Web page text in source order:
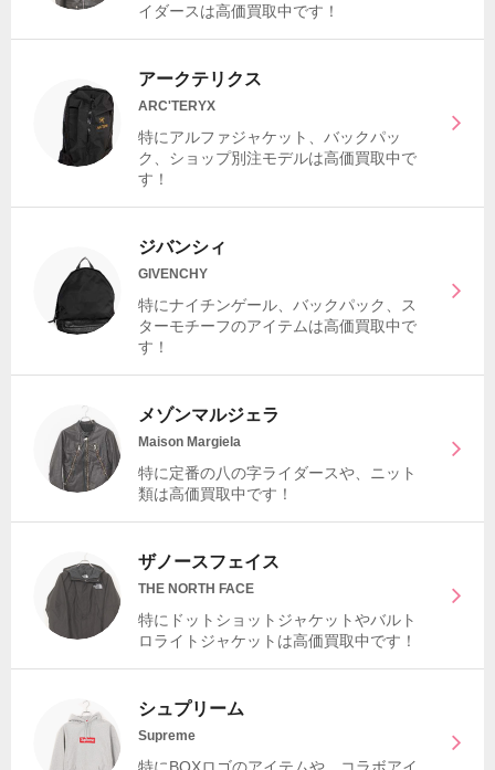
イダースは高価買取中です！
アークテリクス
ARC'TERYX
特にアルファジャケット、バックパッ
ク、ショップ別注モデルは高価買取中で
す！
ジバンシィ
GIVENCHY
特にナイチンゲール、バックパック、ス
ターモチーフのアイテムは高価買取中で
す！
メゾンマルジェラ
Maison Margiela
特に定番の八の字ライダースや、ニット
類は高価買取中です！
ザノースフェイス
THE NORTH FACE
特にドットショットジャケットやバルト
ロライトジャケットは高価買取中です！
シュプリーム
Supreme